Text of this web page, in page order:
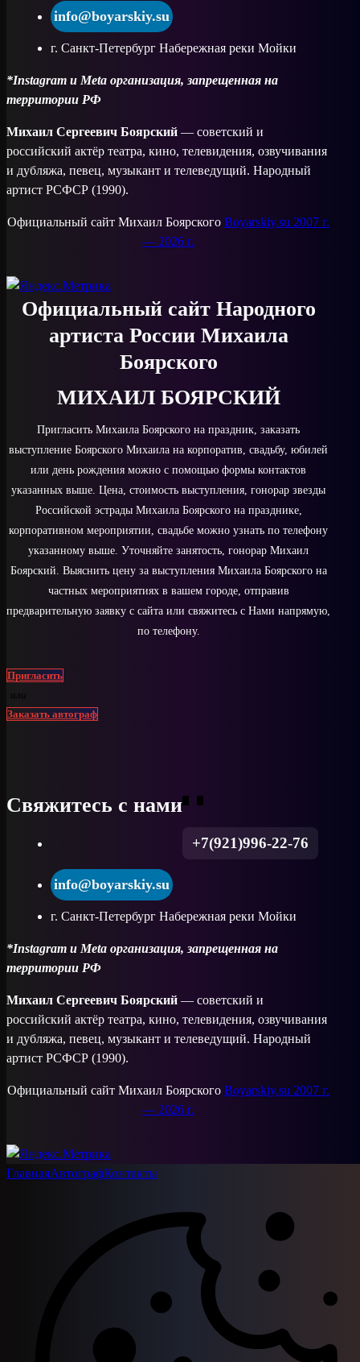
info@boyarskiy.su
г. Санкт-Петербург Набережная реки Мойки
*Instagram и Meta организация, запрещенная на
территории РФ
Михаил Сергеевич Боярский — советский и
российский актёр театра, кино, телевидения, озвучивания
и дубляжа, певец, музыкант и телеведущий. Народный
артист РСФСР (1990).
Официальный сайт Михаил БоярскогоBoyarskiy.su 2007 г.
— 2026 г.
Официальный сайт Народного
артиста России Михаила
Боярского
МИХАИЛ БОЯРСКИЙ
Пригласить Михаила Боярского на праздник, заказать
выступление Боярского Михаила на корпоратив, свадьбу, юбилей
или день рождения можно с помощью формы контактов
указанных выше. Цена, стоимость выступления, гонорар звезды
Российской эстрады Михаила Боярского на празднике,
корпоративном мероприятии, свадьбе можно узнать по телефону
указанному выше. Уточняйте занятость, гонорар Михаил
Боярский. Выяснить цену за выступления Михаила Боярского на
частных мероприятиях в вашем городе, отправив
предварительную заявку с сайта или свяжитесь с Нами напрямую,
по телефону.
Пригласить
или
Заказать автограф
Свяжитесь с нами
+7(921)996-22-76
info@boyarskiy.su
г. Санкт-Петербург Набережная реки Мойки
*Instagram и Meta организация, запрещенная на
территории РФ
Михаил Сергеевич Боярский — советский и
российский актёр театра, кино, телевидения, озвучивания
и дубляжа, певец, музыкант и телеведущий. Народный
артист РСФСР (1990).
Официальный сайт Михаил БоярскогоBoyarskiy.su 2007 г.
— 2026 г.
ГлавнаяАвтографКонтакты